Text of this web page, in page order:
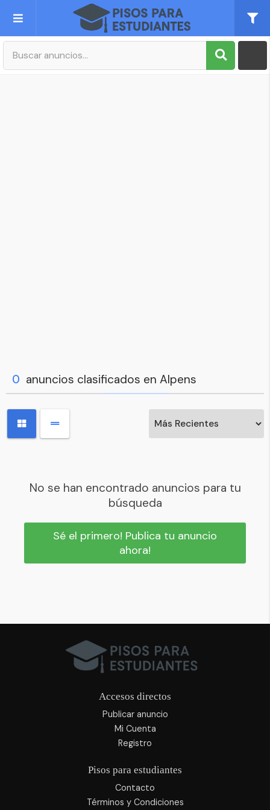
Publica tu Anuncio
0 anuncios clasificados en Alpens
No se han encontrado anuncios para tu
búsqueda
Sé el primero! Publica tu anuncio
ahora!
Accesos directos
Publicar anuncio
Mi Cuenta
Registro
Pisos para estudiantes
Contacto
Términos y Condiciones